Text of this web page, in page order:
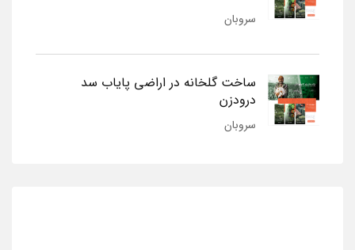
سروبان
ساخت گلخانه در اراضی پایاب سد
درودزن
سروبان